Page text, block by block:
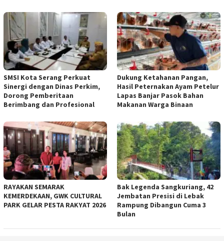
SMSI Kota Serang Perkuat
Sinergi dengan Dinas Perkim,
Dorong Pemberitaan
Berimbang dan Profesional
Dukung Ketahanan Pangan,
Hasil Peternakan Ayam Petelur
Lapas Banjar Pasok Bahan
Makanan Warga Binaan
RAYAKAN SEMARAK
KEMERDEKAAN, GWK CULTURAL
PARK GELAR PESTA RAKYAT 2026
Bak Legenda Sangkuriang, 42
Jembatan Presisi di Lebak
Rampung Dibangun Cuma 3
Bulan